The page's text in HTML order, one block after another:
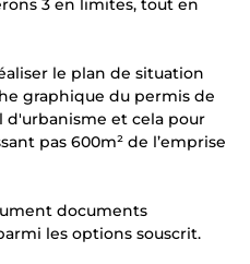
3 en limites, tout en
le plan de situation
graphique du permis de
d'urbanisme et cela pour
pas 600m² de l’emprise
documents
les options souscrit.